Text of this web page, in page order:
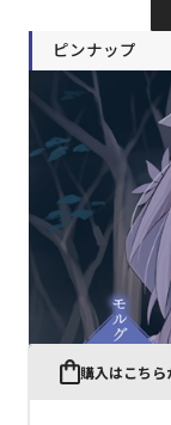
ピンナップ
購入はこちら